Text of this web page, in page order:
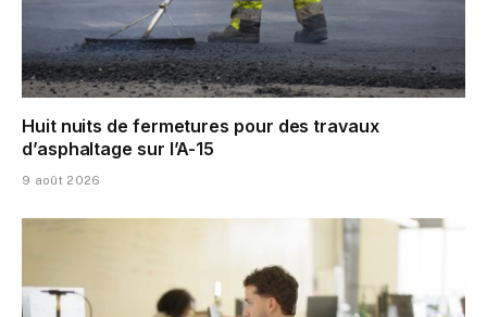
Huit nuits de fermetures pour des travaux
d’asphaltage sur l’A-15
9 août 2026